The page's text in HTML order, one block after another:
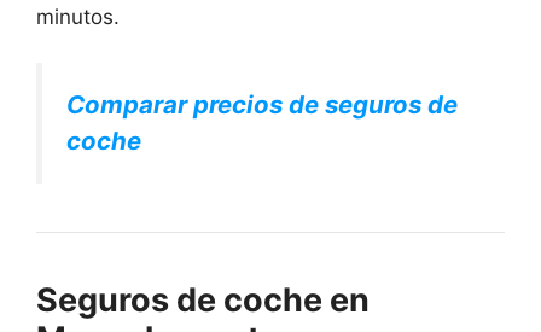
minutos.
Comparar precios de seguros de
coche
Seguros de coche en